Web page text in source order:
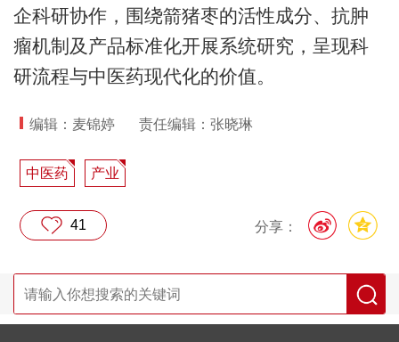
企科研协作，围绕箭猪枣的活性成分、抗肿
瘤机制及产品标准化开展系统研究，呈现科
研流程与中医药现代化的价值。
编辑：麦锦婷 责任编辑：张晓琳
中医药 产业
分享：
41